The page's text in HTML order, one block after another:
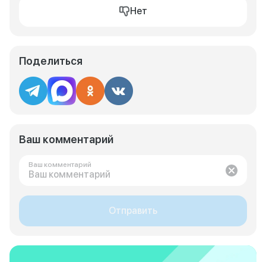
Нет
Поделиться
Ваш комментарий
Ваш комментарий
Отправить